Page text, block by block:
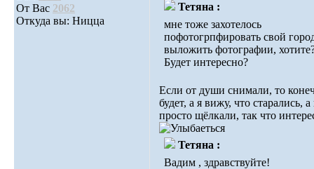
От Вас 2062
Откуда вы: Ницца
Тетяна :
мне тоже захотелось
пофотогрпфировать свой
выложить фотографии,
Будет интересно?
Если от души снимали, то
будет, а я вижу, что старались, а
просто щёлкали, так что
Тетяна :
Вадим , здравствуйте!